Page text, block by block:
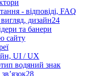
- відповіді, FAQ
дизайн24
та банери
сайту
UI / UX
водяний знак
28